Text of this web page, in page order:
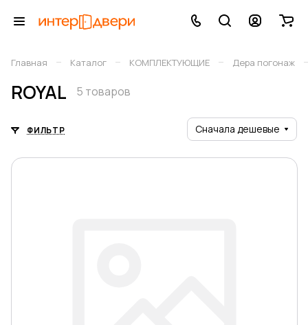
Главная – Каталог – КОМПЛЕКТУЮЩИЕ – Дера погонаж
ROYAL 5 товаров
ФИЛЬТР Сначала дешевые